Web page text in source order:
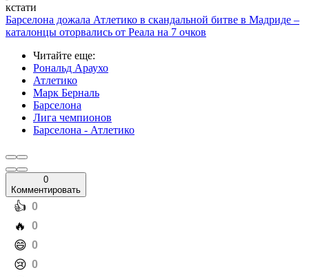
кстати
Барселона дожала Атлетико в скандальной битве в Мадриде –
каталонцы оторвались от Реала на 7 очков
Читайте еще:
Рональд Араухо
Атлетико
Марк Берналь
Барселона
Лига чемпионов
Барселона - Атлетико
0
Комментировать
️👍 0
️🔥 0
️😄 0
️😢 0